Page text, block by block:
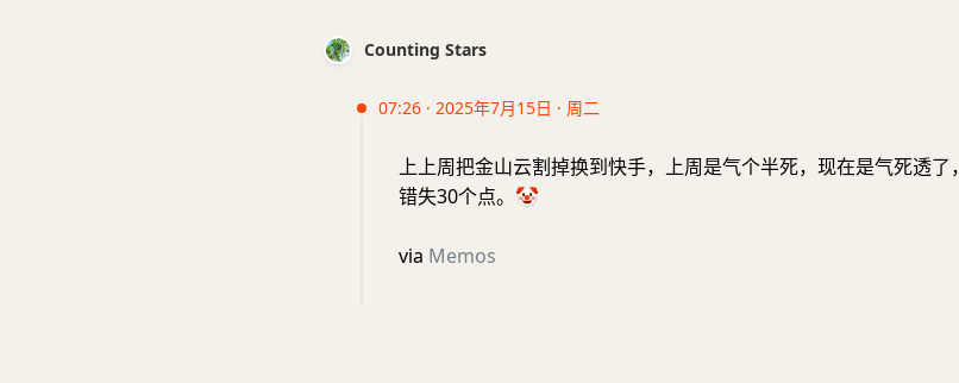
Counting Stars
07:26 · 2025年7月15日 · 周二
上上周把金山云割掉换到快手，上周是气个半死，现在是气死透了，
错失30个点。 🤡
via Memos